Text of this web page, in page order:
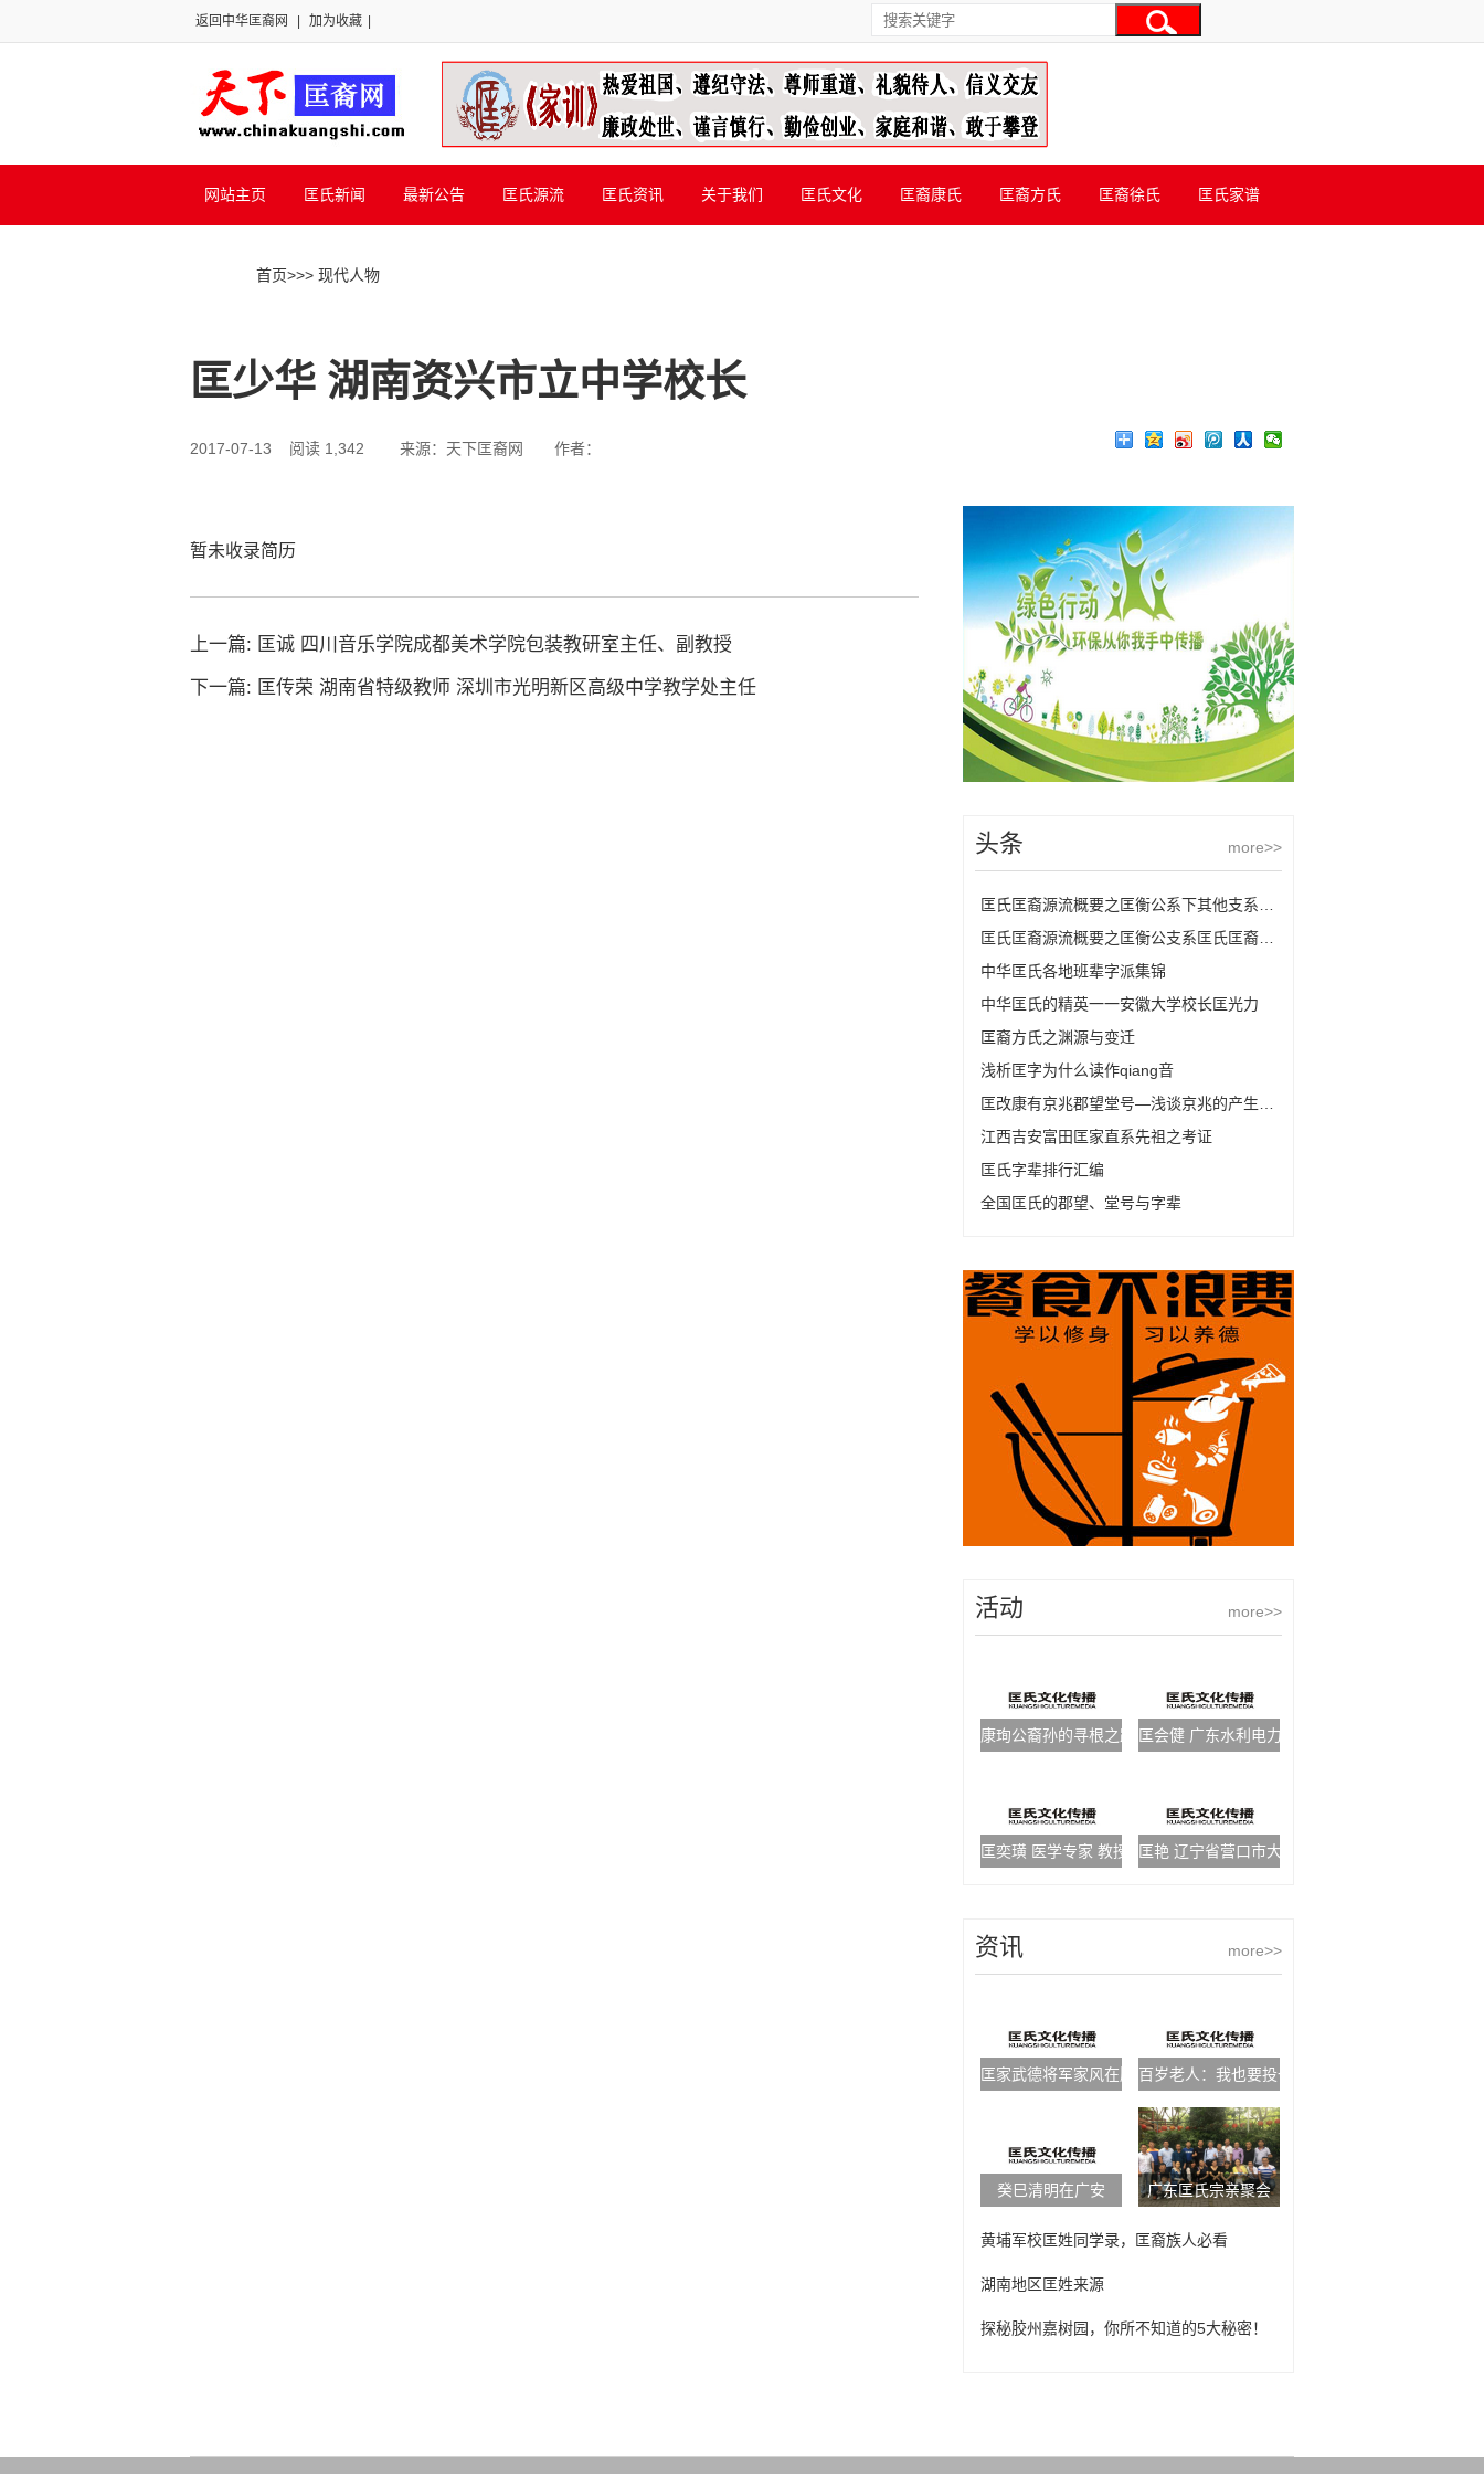
返回中华匡裔网 加为收藏
网站主页 匡氏新闻 最新公告 匡氏源流 匡氏资讯 关于我们 匡氏文化 匡裔康氏 匡裔方氏 匡裔徐氏 匡氏家谱
首页>>> 现代人物
匡少华 湖南资兴市立中学校长
2017-07-13 阅读 1,342 来源：天下匡裔网 作者：
暂未收录简历
上一篇: 匡诚 四川音乐学院成都美术学院包装教研室主任、副教授
下一篇: 匡传荣 湖南省特级教师 深圳市光明新区高级中学教学处主任
more>>
头条
中华匡氏各地班辈字派集锦
中华匡氏的精英一一安徽大学校长匡光力
匡裔方氏之渊源与变迁
浅析匡字为什么读作qiang音
江西吉安富田匡家直系先祖之考证
匡氏字辈排行汇编
全国匡氏的郡望、堂号与字辈
more>>
活动
康珣公裔孙的寻根之路 匡会健 广东水利电力职业技术学院副院长
匡奕璜 医学专家 教授 匡艳 辽宁省营口市大石桥市编委办副主任
more>>
资讯
匡家武德将军家风在胶州一直流传，园子不在，精神还在
百岁老人：我也要投一票
癸巳清明在广安 广东匡氏宗亲聚会
黄埔军校匡姓同学录，匡裔族人必看
湖南地区匡姓来源
探秘胶州嘉树园，你所不知道的5大秘密！